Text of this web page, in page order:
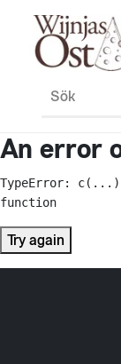
Sök
An error
TypeError:
function
Try again